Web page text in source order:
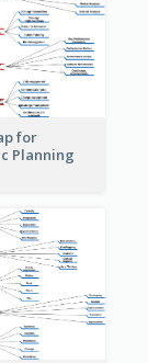
for
Planning